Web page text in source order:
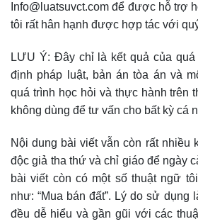
Info@luatsuvct.com để được hỗ trợ
tôi rất hân hạnh được hợp tác với
LƯU Ý: Đây chỉ là kết quả của
định pháp luật, bản án tòa án và
quá trình học hỏi và thực hành trên
không dùng để tư vấn cho bất kỳ cá
Nội dung bài viết vẫn còn rất nhiều
độc giả tha thứ và chỉ giáo để ngày
bài viết còn có một số thuật ngữ
như: “Mua bán đất”. Lý do sử dụng
đều dễ hiểu và gần gũi với các